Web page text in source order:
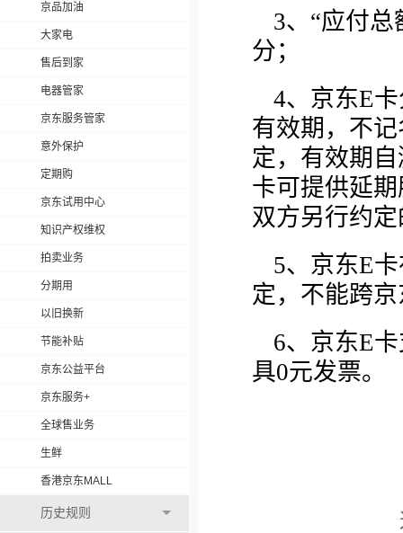
京品加油
大家电
售后到家
电器管家
京东服务管家
意外保护
定期购
京东试用中心
知识产权维权
拍卖业务
分期用
以旧换新
节能补贴
京东公益平台
京东服务+
全球售业务
生鲜
香港京东MALL
历史规则
3、“应付
分；
4、京东E
有效期，不
定，有效期
卡可提供延
双方另行约
5、京东E
定，不能跨
6、京东E
具0元发票。